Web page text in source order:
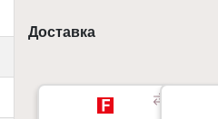
Доставка